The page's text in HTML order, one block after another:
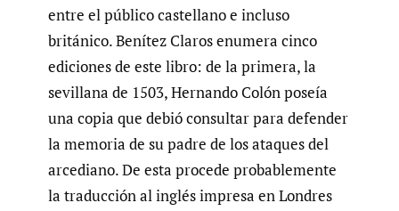
entre el público castellano e incluso
británico. Benítez Claros enumera cinco
ediciones de este libro: de la primera, la
sevillana de 1503, Hernando Colón poseía
una copia que debió consultar para defender
la memoria de su padre de los ataques del
arcediano. De esta procede probablemente
la traducción al inglés impresa en Londres